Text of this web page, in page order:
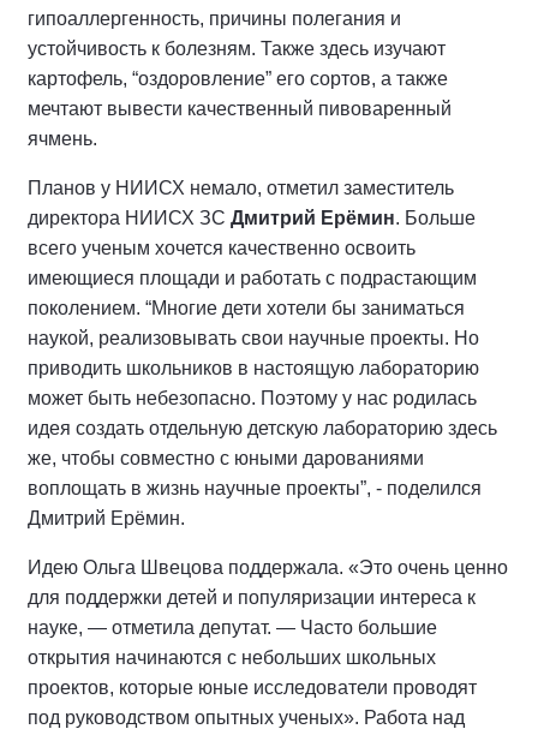
гипоаллергенность, причины полегания и
устойчивость к болезням. Также здесь изучают
картофель, “оздоровление” его сортов, а также
мечтают вывести качественный пивоваренный
ячмень.
Планов у НИИСХ немало, отметил заместитель
директора НИИСХ ЗС Дмитрий Ерёмин. Больше
всего ученым хочется качественно освоить
имеющиеся площади и работать с подрастающим
поколением. “Многие дети хотели бы заниматься
наукой, реализовывать свои научные проекты. Но
приводить школьников в настоящую лабораторию
может быть небезопасно. Поэтому у нас родилась
идея создать отдельную детскую лабораторию здесь
же, чтобы совместно с юными дарованиями
воплощать в жизнь научные проекты”, - поделился
Дмитрий Ерёмин.
Идею Ольга Швецова поддержала. «Это очень ценно
для поддержки детей и популяризации интереса к
науке, — отметила депутат. — Часто большие
открытия начинаются с небольших школьных
проектов, которые юные исследователи проводят
под руководством опытных ученых». Работа над